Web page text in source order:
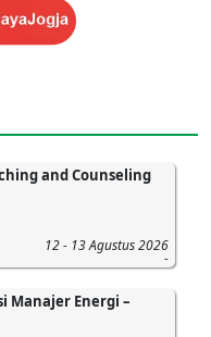
and Counseling
12 - 13 Agustus 2026
-
Manajer Energi –